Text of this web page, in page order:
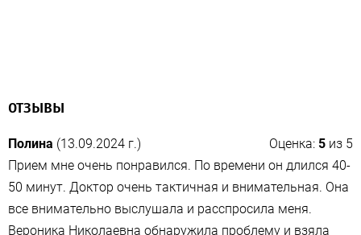
ОТЗЫВЫ
Полина (13.09.2024 г.) Оценка: 5 из 5
Прием мне очень понравился. По времени он длился 40-
50 минут. Доктор очень тактичная и внимательная. Она
все внимательно выслушала и расспросила меня.
Вероника Николаевна обнаружила проблему и взяла